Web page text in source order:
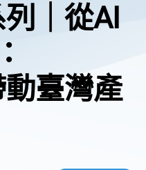
列｜從AI
動臺灣產